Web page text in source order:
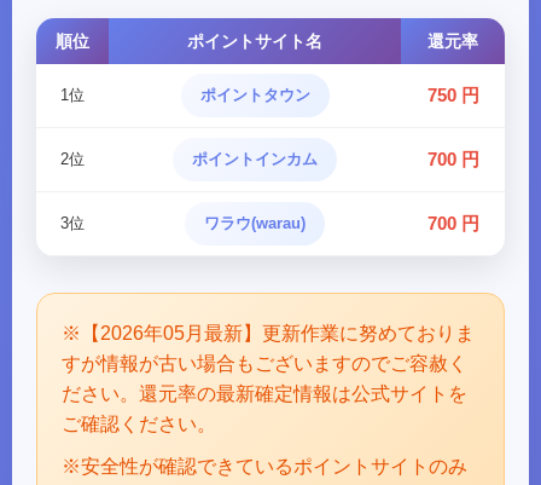
順位 ポイントサイト名 還元率
1位 ポイントタウン 750 円
2位 ポイントインカム 700 円
3位 ワラウ(warau) 700 円
※【2026年05月最新】更新作業に努めておりま
すが情報が古い場合もございますのでご容赦く
ださい。還元率の最新確定情報は公式サイトを
ご確認ください。
※安全性が確認できているポイントサイトのみ